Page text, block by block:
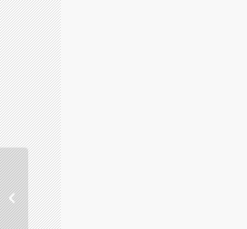
Irlande : Betbright
racheté par le groupe
888